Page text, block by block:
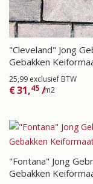
"Cleveland" Jong
Gebakken
25,99 exclusief BTW
€31,45 /m2
"Fontana" Jong
Gebakken